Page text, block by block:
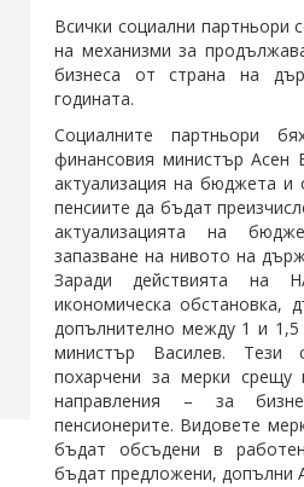
Всички социални партньори
на механизми за
бизнеса от страна на
годината.
Социалните партньори
финансовия министър Асен
актуализация на бюджета и
пенсиите да бъдат
актуализацията на
запазване на нивото на
Заради действията на
икономическа обстановка,
допълнително между 1 и
министър Василев. Тези
похарчени за мерки срещу
направления – за
пенсионерите. Видовете
бъдат обсъдени в
бъдат предложени, допълни